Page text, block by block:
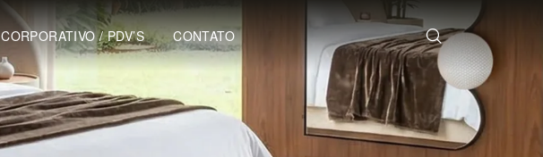
CORPORATIVO / PDV’S CONTATO